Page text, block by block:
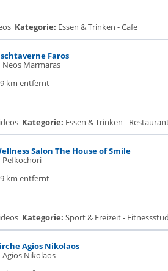
Kategorie: Essen & Trinken - Cafe
Faros
Neos Marmaras
km entfernt
Kategorie: Essen & Trinken -
Salon The House of Smile
Pefkochori
km entfernt
Kategorie: Sport & Freizeit -
Agios Nikolaos
Agios Nikolaos